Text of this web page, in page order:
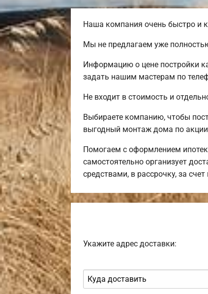
Наша компания очень быстро и
Мы не предлагаем уже
Информацию о цене постройки
задать нашим мастерам по
Не входит в стоимость и
Выбираете компанию, чтобы
выгодный монтаж дома по
Помогаем с оформлением
самостоятельно организует
средствами, в рассрочку, за
Укажите адрес доставки: